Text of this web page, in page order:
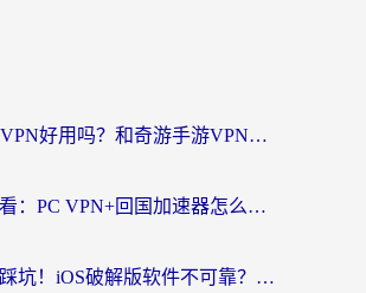
ChickCN VPN好用吗？和奇游手游VPN对比哪个回国效果更好？海外党亲测实用指南
海外党必看：PC VPN+回国加速器怎么选？无缝访问国内资源全攻略
海外党别踩坑！iOS破解版软件不可靠？教你选对回国加速器无缝看国内资源